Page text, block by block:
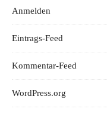
Anmelden
Eintrags-Feed
Kommentar-Feed
WordPress.org